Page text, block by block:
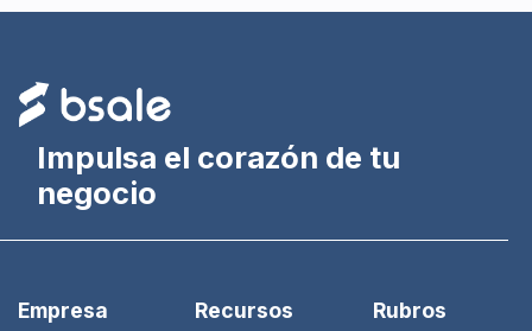
Impulsa el corazón de tu
negocio
Empresa Recursos Rubros